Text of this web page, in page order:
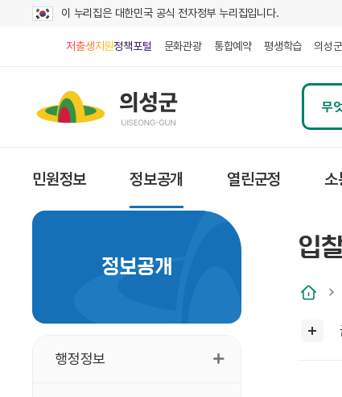
이 누리집은 대한민국 공식 전자정부 누리집입니다.
저출생지원정책포털 문화관광 통합예약 평생학습 의성
민원정보 정보공개 열린군정 소
정보공개
행정정보
입